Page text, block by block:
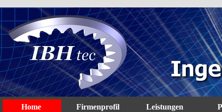
Home Firmenprofil Leistungen